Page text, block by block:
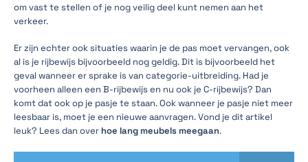
om vast te stellen of je nog veilig deel kunt nemen aan het
verkeer.
Er zijn echter ook situaties waarin je de pas moet vervangen, ook
al is je rijbewijs bijvoorbeeld nog geldig. Dit is bijvoorbeeld het
geval wanneer er sprake is van categorie-uitbreiding. Had je
voorheen alleen een B-rijbewijs en nu ook je C-rijbewijs? Dan
komt dat ook op je pasje te staan. Ook wanneer je pasje niet meer
leesbaar is, moet je een nieuwe aanvragen. Vond je dit artikel
leuk? Lees dan over hoe lang meubels meegaan.